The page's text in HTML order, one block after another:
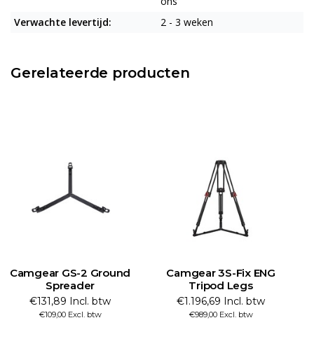
Verwachte levertijd:
2 - 3 weken
Gerelateerde producten
Camgear GS-2 Ground
Spreader
€131,89 Incl. btw
€109,00 Excl. btw
Camgear 3S-Fix ENG
Tripod Legs
€1.196,69 Incl. btw
€989,00 Excl. btw